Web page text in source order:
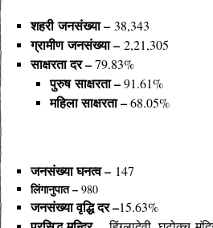
शहरी जनसंख्या –38,343
ग्रामीण जनसंख्या –2,21,305
साक्षरता दर –79.83%
पुरुष साक्षरता –91.61%
महिला साक्षरता –68.05%
जनसंख्या घनत्व – 147
लिंगानुपात – 980
जनसंख्या वृद्धि दर –15.63%